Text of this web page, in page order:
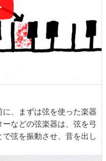
、まずは弦を使った楽器
などの弦楽器は、弦を弓
弦を振動させ、音を出し